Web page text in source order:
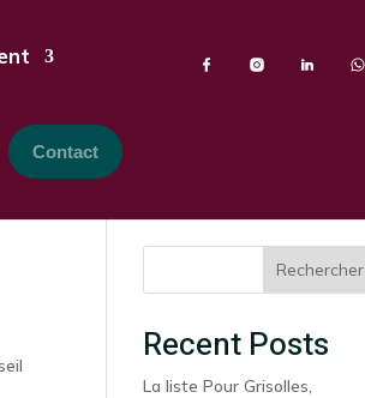
Contact
Rechercher
Recent Posts
La liste Pour Grisolles,